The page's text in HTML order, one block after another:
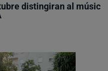
distingiran al músic